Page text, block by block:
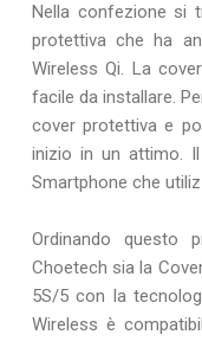
Nella confezione si
protettiva che ha
Wireless Qi. La
facile da installare.
cover protettiva e
inizio in un attimo.
Smartphone che
Ordinando questo
Choetech sia la
5S/5 con la
Wireless è